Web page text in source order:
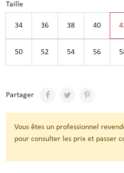
Taille
34 36 38 40
50 52 54 56
Partager
Vous êtes un professionnel
pour consulter les prix et passer